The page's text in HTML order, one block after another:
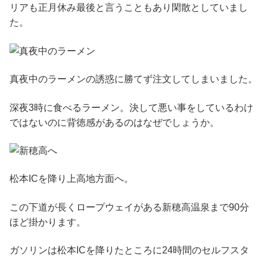
リアも正月休み最後と言うこともあり閑散としていまし
た。
真夜中のラーメンの誘惑に勝てず注文してしまいました。
深夜3時に食べるラーメン。決して悪い事をしているわけ
ではないのに背徳感があるのはなぜでしょうか。
松本ICを降り上高地方面へ。
この下道が長くロープウェイがある新穂高温泉まで90分
ほど掛かります。
ガソリンは松本ICを降りたところに24時間のセルフスタ